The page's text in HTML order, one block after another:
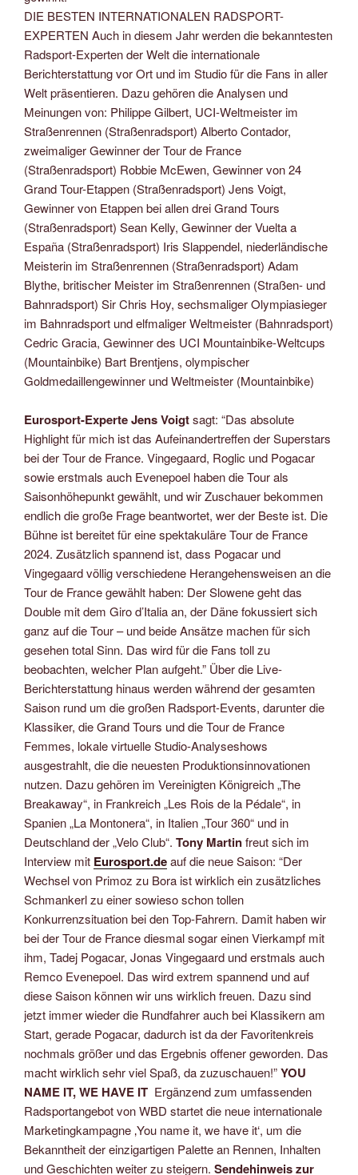
DIE BESTEN INTERNATIONALEN RADSPORT-
EXPERTEN Auch in diesem Jahr werden die bekanntesten
Radsport-Experten der Welt die internationale
Berichterstattung vor Ort und im Studio für die Fans in aller
Welt präsentieren. Dazu gehören die Analysen und
Meinungen von: Philippe Gilbert, UCI-Weltmeister im
Straßenrennen (Straßenradsport) Alberto Contador,
zweimaliger Gewinner der Tour de France
(Straßenradsport) Robbie McEwen, Gewinner von 24
Grand Tour-Etappen (Straßenradsport) Jens Voigt,
Gewinner von Etappen bei allen drei Grand Tours
(Straßenradsport) Sean Kelly, Gewinner der Vuelta a
España (Straßenradsport) Iris Slappendel, niederländische
Meisterin im Straßenrennen (Straßenradsport) Adam
Blythe, britischer Meister im Straßenrennen (Straßen- und
Bahnradsport) Sir Chris Hoy, sechsmaliger Olympiasieger
im Bahnradsport und elfmaliger Weltmeister (Bahnradsport)
Cedric Gracia, Gewinner des UCI Mountainbike-Weltcups
(Mountainbike) Bart Brentjens, olympischer
Goldmedaillengewinner und Weltmeister (Mountainbike)
Eurosport-Experte Jens Voigtsagt: “Das absolute
Highlight für mich ist das Aufeinandertreffen der Superstars
bei der Tour de France. Vingegaard, Roglic und Pogacar
sowie erstmals auch Evenepoel haben die Tour als
Saisonhöhepunkt gewählt, und wir Zuschauer bekommen
endlich die große Frage beantwortet, wer der Beste ist. Die
Bühne ist bereitet für eine spektakuläre Tour de France
2024. Zusätzlich spannend ist, dass Pogacar und
Vingegaard völlig verschiedene Herangehensweisen an die
Tour de France gewählt haben: Der Slowene geht das
Double mit dem Giro d’Italia an, der Däne fokussiert sich
ganz auf die Tour – und beide Ansätze machen für sich
gesehen total Sinn. Das wird für die Fans toll zu
beobachten, welcher Plan aufgeht.” Über die Live-
Berichterstattung hinaus werden während der gesamten
Saison rund um die großen Radsport-Events, darunter die
Klassiker, die Grand Tours und die Tour de France
Femmes, lokale virtuelle Studio-Analyseshows
ausgestrahlt, die die neuesten Produktionsinnovationen
nutzen. Dazu gehören im Vereinigten Königreich „The
Breakaway“, in Frankreich „Les Rois de la Pédale“, in
Spanien „La Montonera“, in Italien „Tour 360“ und in
Deutschland der „Velo Club“. Tony Martinfreut sich im
Interview mit Eurosport.deauf die neue Saison: “Der
Wechsel von Primoz zu Bora ist wirklich ein zusätzliches
Schmankerl zu einer sowieso schon tollen
Konkurrenzsituation bei den Top-Fahrern. Damit haben wir
bei der Tour de France diesmal sogar einen Vierkampf mit
ihm, Tadej Pogacar, Jonas Vingegaard und erstmals auch
Remco Evenepoel. Das wird extrem spannend und auf
diese Saison können wir uns wirklich freuen. Dazu sind
jetzt immer wieder die Rundfahrer auch bei Klassikern am
Start, gerade Pogacar, dadurch ist da der Favoritenkreis
nochmals größer und das Ergebnis offener geworden. Das
macht wirklich sehr viel Spaß, da zuzuschauen!”YOU
NAME IT, WE HAVE IT Ergänzend zum umfassenden
Radsportangebot von WBD startet die neue internationale
Marketingkampagne ‚You name it, we have it‘, um die
Bekanntheit der einzigartigen Palette an Rennen, Inhalten
und Geschichten weiter zu steigern. Sendehinweis zur